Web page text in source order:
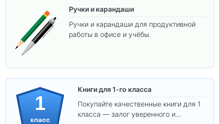
Ручки и карандаши
Ручки и карандаши для продуктивной
работы в офисе и учёбы.
1
класс
Книги для 1-го класса
Покупайте качественные книги для 1
класса — залог уверенного и